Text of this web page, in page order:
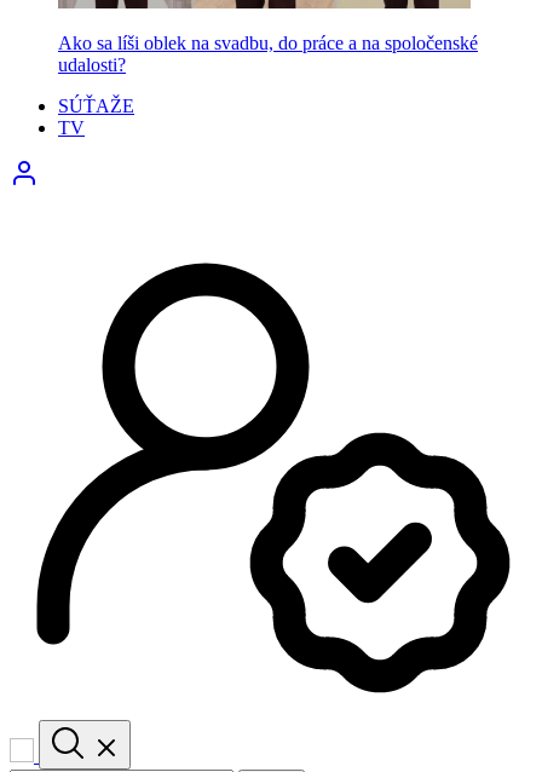
Ako sa líši oblek na svadbu, do práce a na spoločenské
udalosti?
SÚŤAŽE
TV